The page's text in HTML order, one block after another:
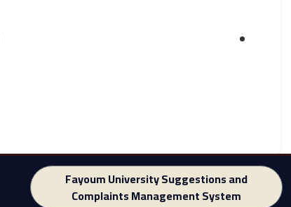
Fayoum University Suggestions and
Complaints Management System